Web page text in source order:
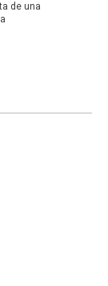
de una